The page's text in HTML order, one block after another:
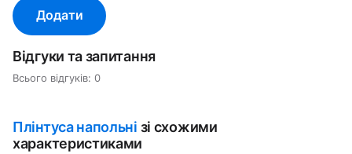
Додати
Відгуки та запитання
Всього відгуків: 0
Плінтуса напольні зі схожими
характеристиками